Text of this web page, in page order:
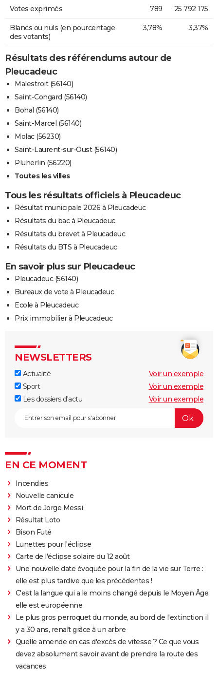
Votes exprimés 789 25 792 175
Blancs ou nuls (en pourcentage
des votants)
3,78% 3,37%
Résultats des référendums autour de
Pleucadeuc
Malestroit (56140)
Saint-Congard (56140)
Bohal (56140)
Saint-Marcel (56140)
Molac (56230)
Saint-Laurent-sur-Oust (56140)
Pluherlin (56220)
Toutes les villes
Tous les résultats officiels à Pleucadeuc
Résultat municipale 2026 à Pleucadeuc
Résultats du bac à Pleucadeuc
Résultats du brevet à Pleucadeuc
Résultats du BTS à Pleucadeuc
En savoir plus sur Pleucadeuc
Pleucadeuc (56140)
Bureaux de vote à Pleucadeuc
Ecole à Pleucadeuc
Prix immobilier à Pleucadeuc
NEWSLETTERS
Actualité
Voir un exemple
Sport
Voir un exemple
Les dossiers d'actu
Voir un exemple
EN CE MOMENT
Incendies
Nouvelle canicule
Mort de Jorge Messi
Résultat Loto
Bison Futé
Lunettes pour l'éclipse
Carte de l'éclipse solaire du 12 août
Une nouvelle date évoquée pour la fin de la vie sur Terre :
elle est plus tardive que les précédentes !
C'est la langue qui a le moins changé depuis le Moyen Âge,
elle est européenne
Le plus gros perroquet du monde, au bord de l'extinction il
y a 30 ans, renaît grâce à un arbre
Quelle amende en cas d'excès de vitesse ? Ce que vous
devez absolument savoir avant de prendre la route des
vacances